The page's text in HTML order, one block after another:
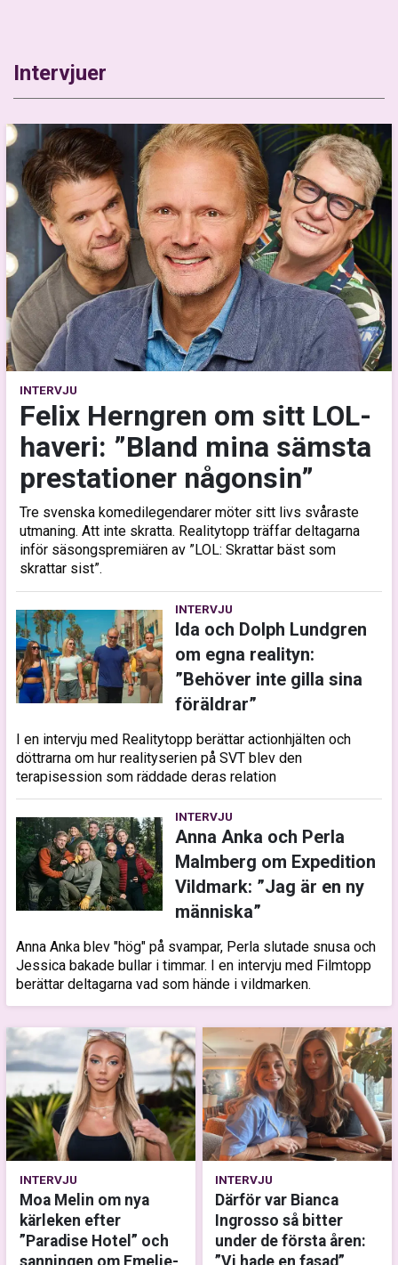
Intervjuer
INTERVJU
Felix Herngren om sitt LOL-
haveri: ”Bland mina sämsta
prestationer någonsin”
Tre svenska komedilegendarer möter sitt livs svåraste
utmaning. Att inte skratta. Realitytopp träffar deltagarna
inför säsongspremiären av ”LOL: Skrattar bäst som
skrattar sist”.
INTERVJU
Ida och Dolph Lundgren
om egna realityn:
”Behöver inte gilla sina
föräldrar”
I en intervju med Realitytopp berättar actionhjälten och
döttrarna om hur realityserien på SVT blev den
terapisession som räddade deras relation
INTERVJU
Anna Anka och Perla
Malmberg om Expedition
Vildmark: ”Jag är en ny
människa”
Anna Anka blev "hög" på svampar, Perla slutade snusa och
Jessica bakade bullar i timmar. I en intervju med Filmtopp
berättar deltagarna vad som hände i vildmarken.
INTERVJU
Därför var Bianca
Ingrosso så bitter
under de första åren:
INTERVJU
Moa Melin om nya
kärleken efter
”Paradise Hotel” och